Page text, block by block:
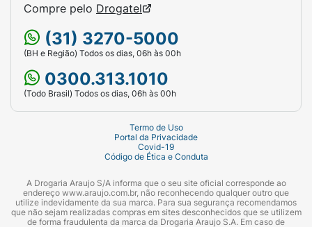
Compre pelo Drogatel
(31) 3270-5000
(BH e Região) Todos os dias, 06h às 00h
0300.313.1010
(Todo Brasil) Todos os dias, 06h às 00h
Termo de Uso
Portal da Privacidade
Covid-19
Código de Ética e Conduta
A Drogaria Araujo S/A informa que o seu site oficial corresponde ao
endereço www.araujo.com.br, não reconhecendo qualquer outro que
utilize indevidamente da sua marca. Para sua segurança recomendamos
que não sejam realizadas compras em sites desconhecidos que se utilizem
de forma fraudulenta da marca da Drogaria Araujo S.A. Em caso de